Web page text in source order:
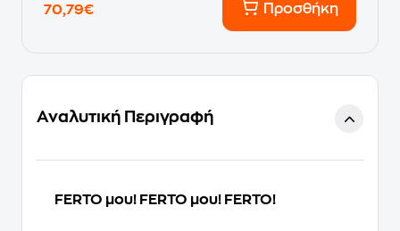
70,79€
Προσθήκη
Αναλυτική Περιγραφή
FERTO μου! FERTO μου! FERTO!